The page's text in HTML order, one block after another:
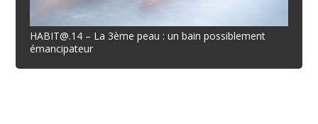
HABIT@.14 – La 3ème peau : un bain possiblement
émancipateur